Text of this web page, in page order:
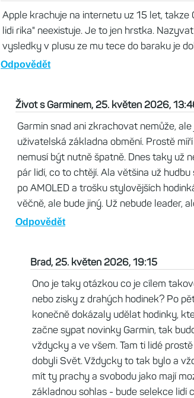
Apple krachuje na internetu uz 15 let, takze
lidi rika" neexistuje. Je to jen hrstka.
vysledky v plusu ze mu tece do baraku je
Odpovědět
Život s Garminem, 25. květen 2026,
Garmin snad ani zkrachovat nemůže,
uživatelská základna obmění. Prostě
nemusí být nutně špatně. Dnes taky už
pár lidí, co to chtějí. Ala většina už
po AMOLED a trošku stylovějších
věčně, ale bude jiný. Už nebude leader,
Odpovědět
Brad, 25. květen 2026, 19:15
Ono je taky otázkou co je cílem
nebo zisky z drahých hodinek? Po
konečně dokázaly udělat hodinky,
začne sypat novinky Garmin, tak
vždycky a ve všem. Tam ti lidé
dobyli Svět. Vždycky to tak bylo a
mít ty prachy a svobodu jako mají
základnou sohlas - bude selekce lidí